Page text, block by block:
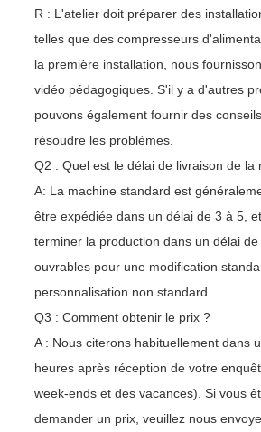
R : L'atelier doit préparer des
telles que des compresseurs
la première installation, nous
vidéo pédagogiques. S'il y a d'autres
pouvons également fournir des
résoudre les problèmes.
Q2 : Quel est le délai de livraison de la
A: La machine standard est
être expédiée dans un délai de 3 à 5,
terminer la production dans un délai
ouvrables pour une modification
personnalisation non standard.
Q3 : Comment obtenir le prix ?
A : Nous citerons habituellement dans
heures après réception de votre
week-ends et des vacances). Si vous
demander un prix, veuillez nous